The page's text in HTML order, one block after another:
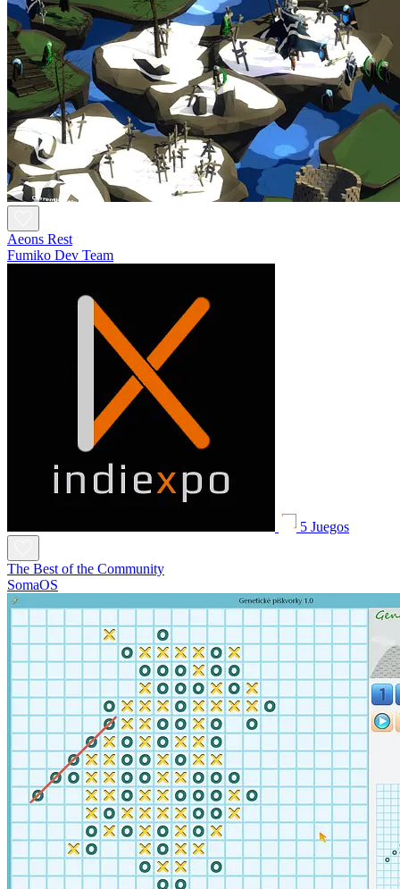
Aeons Rest
Fumiko Dev Team
5 Juegos
The Best of the Community
SomaOS